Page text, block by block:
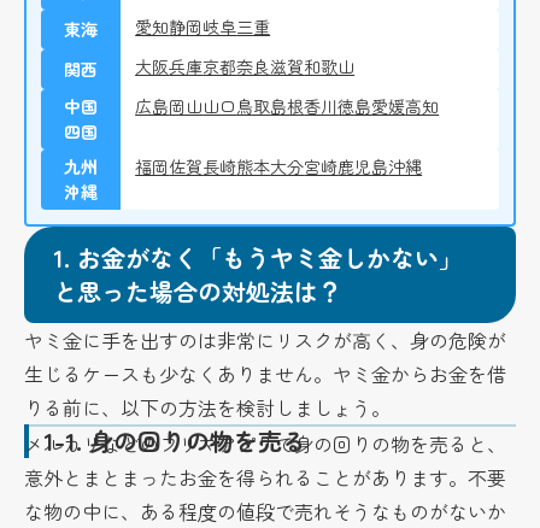
東海 愛知静岡岐阜三重
関西
大阪兵庫京都奈良滋賀和歌山
中国
四国
広島岡山山口鳥取島根香川徳島愛媛高知
九州
沖縄
福岡佐賀長崎熊本大分宮崎鹿児島沖縄
1. お金がなく「もうヤミ金しかない」
と思った場合の対処法は？
ヤミ金に手を出すのは非常にリスクが高く、身の危険が
生じるケースも少なくありません。ヤミ金からお金を借
りる前に、以下の方法を検討しましょう。
1-1.身の回りの物を売る
メルカリなどのフリマアプリで身の回りの物を売ると、
意外とまとまったお金を得られることがあります。不要
な物の中に、ある程度の値段で売れそうなものがないか